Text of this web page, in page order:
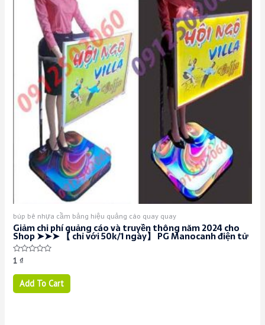
búp bê nhựa cầm bảng hiệu quảng cáo quay quay
Giảm chi phí quảng cáo và truyền thông năm 2024 cho
Shop ➤➤➤ 【 chỉ với 50k/1 ngày】 PG Manocanh điện tử
Rated
out
1₫
Add To Cart